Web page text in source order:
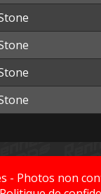
- Photos non